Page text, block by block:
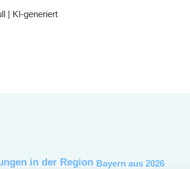
| KI-generiert
in der Region Bayernaus 2026